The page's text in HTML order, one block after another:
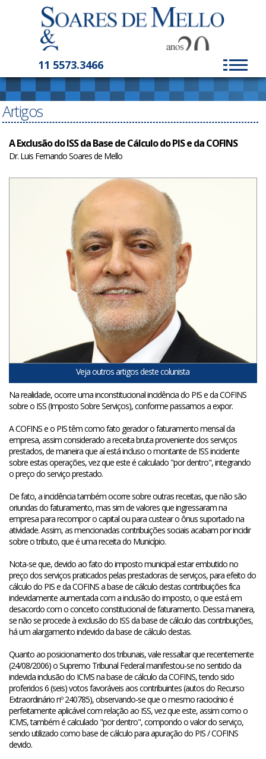
11 5573.3466
Artigos
A Exclusão do ISS da Base de Cálculo do PIS e da COFINS
Dr. Luis Fernando Soares de Mello
Veja outros artigos deste colunista
Na realidade, ocorre uma inconstitucional incidência do PIS e da COFINS
sobre o ISS (Imposto Sobre Serviços), conforme passamos a expor.
A COFINS e o PIS têm como fato gerador o faturamento mensal da
empresa, assim considerado a receita bruta proveniente dos serviços
prestados, de maneira que aí está incluso o montante de ISS incidente
sobre estas operações, vez que este é calculado "por dentro", integrando
o preço do serviço prestado.
De fato, a incidência também ocorre sobre outras receitas, que não são
oriundas do faturamento, mas sim de valores que ingressaram na
empresa para recompor o capital ou para custear o ônus suportado na
atividade. Assim, as mencionadas contribuições sociais acabam por incidir
sobre o tributo, que é uma receita do Município.
Nota-se que, devido ao fato do imposto municipal estar embutido no
preço dos serviços praticados pelas prestadoras de serviços, para efeito do
cálculo do PIS e da COFINS a base de cálculo destas contribuições fica
indevidamente aumentada com a inclusão do imposto, o que está em
desacordo com o conceito constitucional de faturamento. Dessa maneira,
se não se procede à exclusão do ISS da base de cálculo das contribuições,
há um alargamento indevido da base de cálculo destas.
Quanto ao posicionamento dos tribunais, vale ressaltar que recentemente
(24/08/2006) o Supremo Tribunal Federal manifestou-se no sentido da
indevida inclusão do ICMS na base de cálculo da COFINS, tendo sido
proferidos 6 (seis) votos favoráveis aos contribuintes (autos do Recurso
Extraordinário nº 240785), observando-se que o mesmo raciocínio é
perfeitamente aplicável com relação ao ISS, vez que este, assim como o
ICMS, também é calculado "por dentro", compondo o valor do serviço,
sendo utilizado como base de cálculo para apuração do PIS / COFINS
devido.